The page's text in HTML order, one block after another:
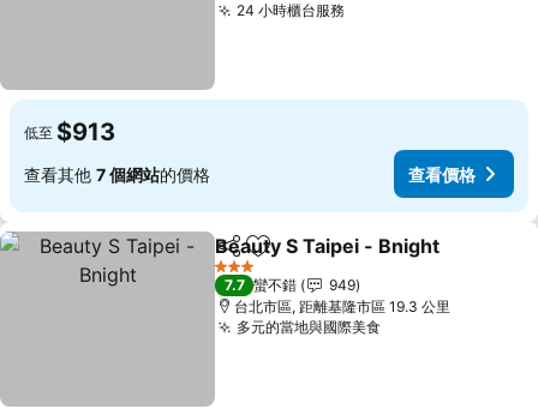
24 小時櫃台服務
低至 $913
查看其他 7 個網站的價格 查看價格
分享 加入我的最愛
Beauty S Taipei - Bnight
3 星級
7.7 蠻不錯
949
台北市區, 距離基隆市區 19.3 公里
多元的當地與國際美食查看價格